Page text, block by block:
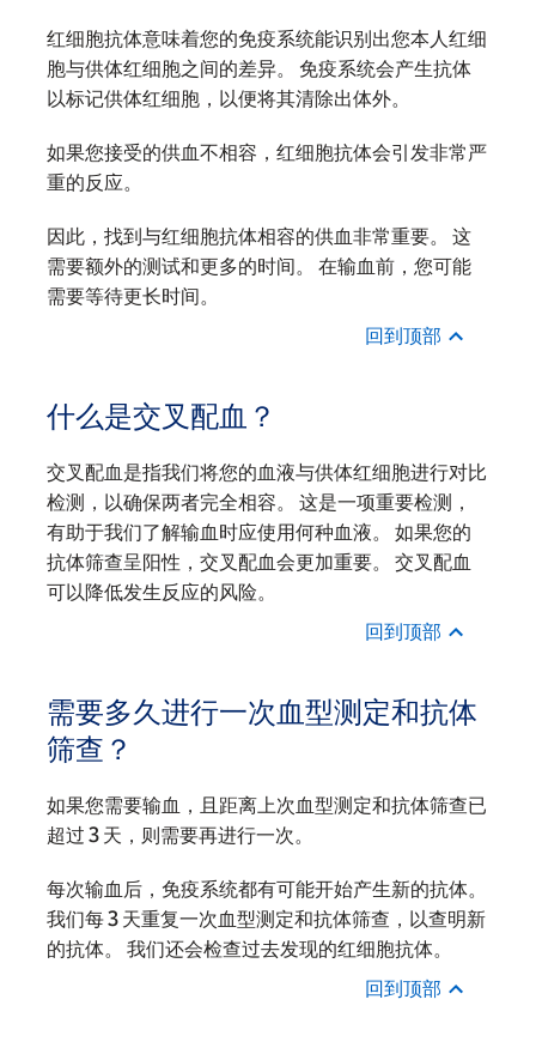
红细胞抗体意味着您的免疫系统能识别出您本人红细
胞与供体红细胞之间的差异。 免疫系统会产生抗体
以标记供体红细胞，以便将其清除出体外。
如果您接受的供血不相容，红细胞抗体会引发非常严
重的反应。
因此，找到与红细胞抗体相容的供血非常重要。 这
需要额外的测试和更多的时间。 在输血前，您可能
需要等待更长时间。
回到顶部
什么是交叉配血？
交叉配血是指我们将您的血液与供体红细胞进行对比
检测，以确保两者完全相容。 这是一项重要检测，
有助于我们了解输血时应使用何种血液。 如果您的
抗体筛查呈阳性，交叉配血会更加重要。 交叉配血
可以降低发生反应的风险。
回到顶部
需要多久进行一次血型测定和抗体
筛查？
如果您需要输血，且距离上次血型测定和抗体筛查已
超过 3 天，则需要再进行一次。
每次输血后，免疫系统都有可能开始产生新的抗体。
我们每 3 天重复一次血型测定和抗体筛查，以查明新
的抗体。 我们还会检查过去发现的红细胞抗体。
回到顶部